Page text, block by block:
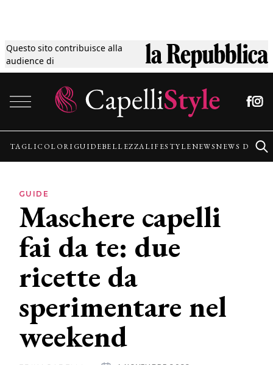
Questo sito contribuisce alla
audience di
Tagli
Colori
Guide
Lifestyle
News
News
dalle
aziende
TAGLICOLORI GUIDEBELLEZZALIFESTYLENEWSNEWS
GUIDE
Maschere capelli
fai da te: due
ricette da
sperimentare nel
weekend